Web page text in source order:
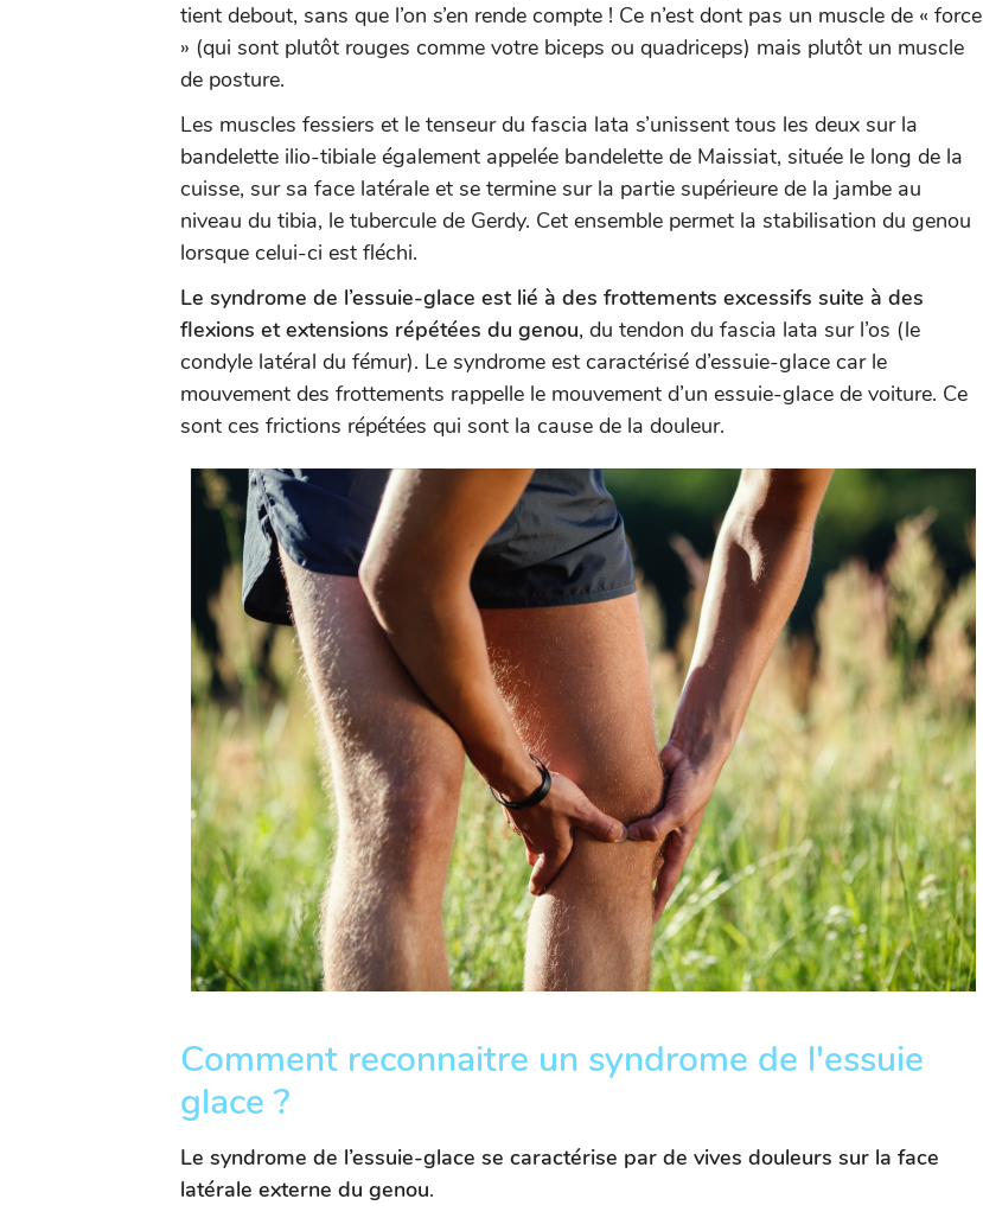
tient debout, sans que l’on s’en rende compte ! Ce n’est dont pas un muscle de « force
» (qui sont plutôt rouges comme votre biceps ou quadriceps) mais plutôt un muscle
de posture.
Les muscles fessiers et le tenseur du fascia lata s’unissent tous les deux sur la
bandelette ilio-tibiale également appelée bandelette de Maissiat, située le long de la
cuisse, sur sa face latérale et se termine sur la partie supérieure de la jambe au
niveau du tibia, le tubercule de Gerdy. Cet ensemble permet la stabilisation du genou
lorsque celui-ci est fléchi.
Le syndrome de l’essuie-glace est lié à des frottements excessifs suite à des
flexions et extensions répétées du genou, du tendon du fascia lata sur l’os (le
condyle latéral du fémur). Le syndrome est caractérisé d’essuie-glace car le
mouvement des frottements rappelle le mouvement d’un essuie-glace de voiture. Ce
sont ces frictions répétées qui sont la cause de la douleur.
Comment reconnaitre un syndrome de l'essuie
glace ?
Le syndrome de l’essuie-glace se caractérise par de vives douleurs sur la face
latérale externe du genou.